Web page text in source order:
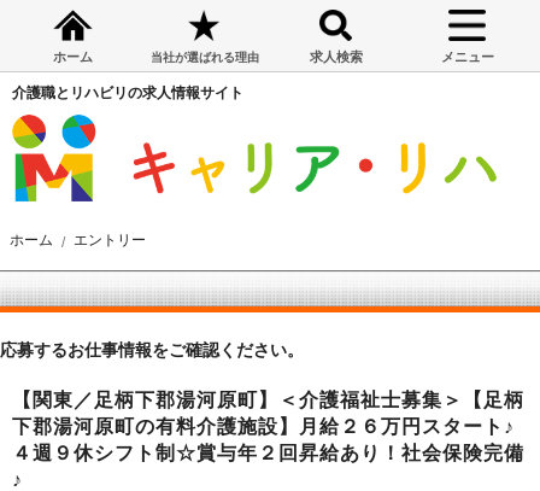
ホーム 当社が選ばれる理由 求人検索 メニュー
介護職とリハビリの求人情報サイト
ホーム エントリー
応募するお仕事情報をご確認ください。
【関東／足柄下郡湯河原町】＜介護福祉士募集＞【足柄
下郡湯河原町の有料介護施設】月給２６万円スタート♪
４週９休シフト制☆賞与年２回昇給あり！社会保険完備
♪